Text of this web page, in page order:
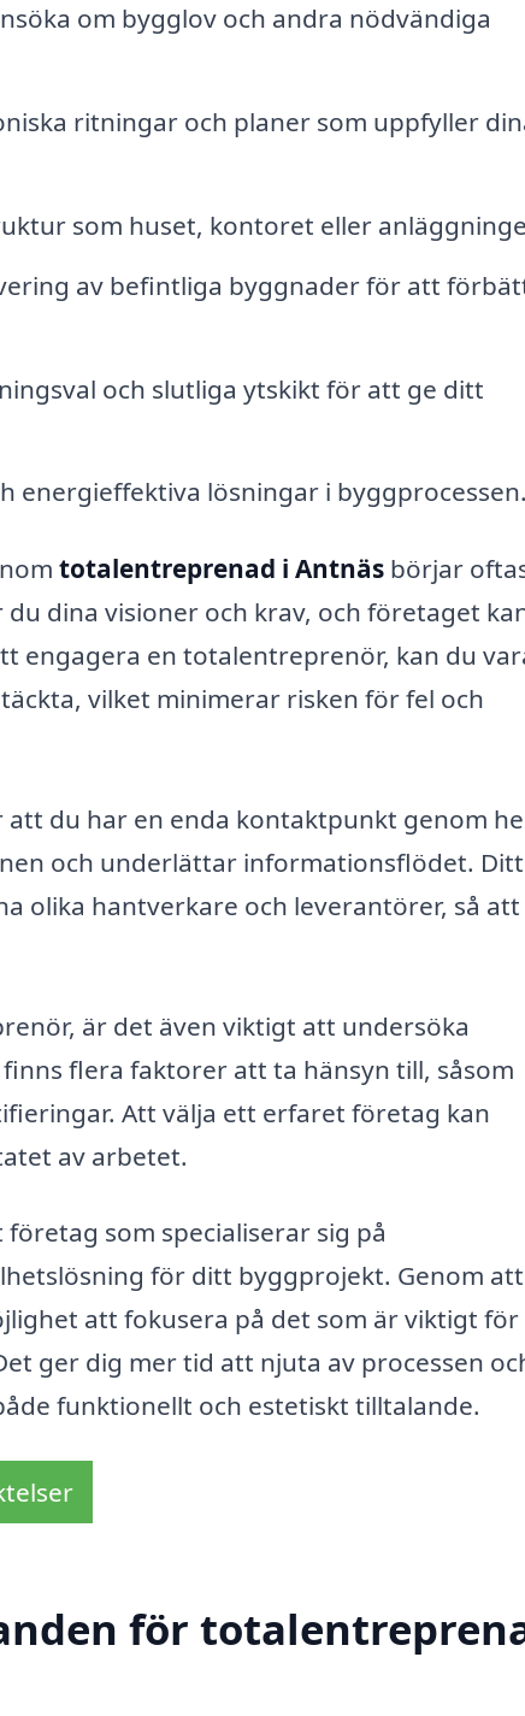
om bygglov och andra nödvändiga
ritningar och planer som uppfyller
som huset, kontoret eller
av befintliga byggnader för att
och slutliga ytskikt för att ge ditt
energieffektiva lösningar i byggprocessen.
totalentreprenad i Antnäs börjar
dina visioner och krav, och företaget
engagera en totalentreprenör, kan du
vilket minimerar risken för fel och
du har en enda kontaktpunkt genom
och underlättar informationsflödet. Ditt
olika hantverkare och leverantörer, så att
är det även viktigt att undersöka
flera faktorer att ta hänsyn till, såsom
Att välja ett erfaret företag kan
av arbetet.
som specialiserar sig på
för ditt byggprojekt. Genom att
att fokusera på det som är viktigt för
ger dig mer tid att njuta av processen
funktionellt och estetiskt tilltalande.
för